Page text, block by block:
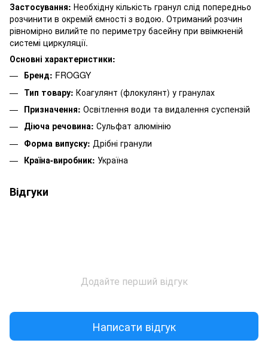
Застосування: Необхідну кількість гранул слід попередньо
розчинити в окремій ємності з водою. Отриманий розчин
рівномірно вилийте по периметру басейну при ввімкненій
системі циркуляції.
Основні характеристики:
Бренд: FROGGY
Тип товару: Коагулянт (флокулянт) у гранулах
Призначення: Освітлення води та видалення суспензій
Діюча речовина: Сульфат алюмінію
Форма випуску: Дрібні гранули
Країна-виробник: Україна
Відгуки
Додайте перший відгук
Написати відгук